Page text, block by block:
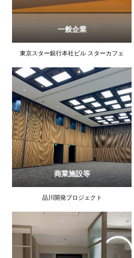
一般企業
東京スター銀行本社ビル スターカフェ
商業施設等
品川開発プロジェクト